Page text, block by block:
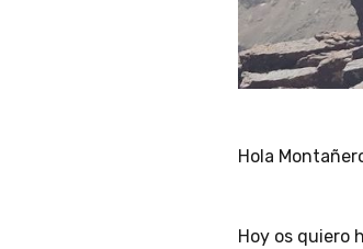
Hola
Hoy os quiero